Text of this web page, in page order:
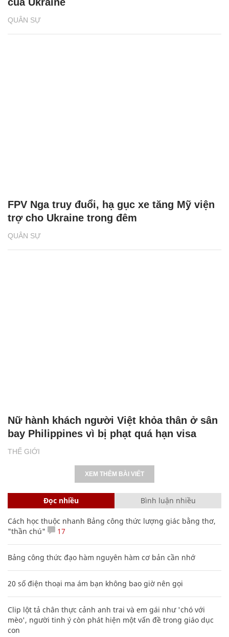
QUÂN SỰ
QUÂN SỰ
FPV Nga truy đuổi, hạ gục xe tăng Mỹ viện
trợ cho Ukraine trong đêm
THẾ GIỚI
Nữ hành khách người Việt khỏa thân ở sân
bay Philippines vì bị phạt quá hạn visa
XEM THÊM BÀI VIẾT
Đọc nhiều Bình luận nhiều
Cách học thuộc nhanh Bảng công thức lượng giác bằng thơ,
"thần chú"
17
Bảng công thức đạo hàm nguyên hàm cơ bản cần nhớ
20 số điện thoại ma ám bạn không bao giờ nên gọi
Clip lột tả chân thực cảnh anh trai và em gái như 'chó với
mèo', người tinh ý còn phát hiện một vấn đề trong giáo dục
con